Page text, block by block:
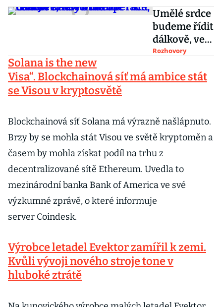
Umělé srdce
budeme řídit
dálkově, ve
virtuální
nacvičíme
IKEM
Rozhovory
Solana is thenew
Visa“. Blockchainová síť má ambice stát
se Visou v kryptosvětě
Blockchainová síť Solana má výrazně našlápnuto.
Brzy by se mohla stát Visou ve světě kryptoměn a
časem by mohla získat podíl na trhu z
decentralizované sítě Ethereum. Uvedla to
mezinárodní banka Bank of America ve své
výzkumné zprávě, o které informuje
server Coindesk.
Výrobce letadel Evektor zamířil k zemi.
Kvůli vývoji nového stroje tone v
hluboké ztrátě